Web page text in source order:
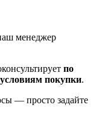
менеджер
по
покупки.
— просто задайте